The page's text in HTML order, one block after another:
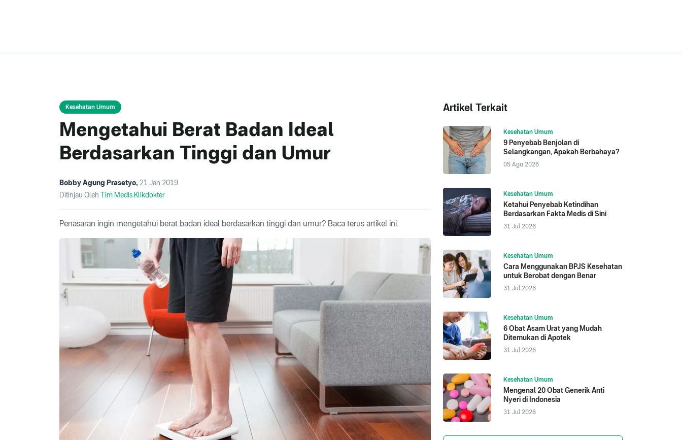
Kesehatan Umum
Mengetahui Berat Badan Ideal
Berdasarkan Tinggi dan Umur
Bobby Agung Prasetyo, 21 Jan 2019
Ditinjau Oleh Tim Medis Klikdokter
Penasaran ingin mengetahui berat badan ideal berdasarkan tinggi dan umur? Baca terus artikel ini.
Artikel Terkait
Kesehatan Umum
9 Penyebab Benjolan di
Selangkangan, Apakah Berbahaya?
05 Agu 2026
Kesehatan Umum
Ketahui Penyebab Ketindihan
Berdasarkan Fakta Medis di Sini
31 Jul 2026
Kesehatan Umum
Cara Menggunakan BPJS Kesehatan
untuk Berobat dengan Benar
31 Jul 2026
Kesehatan Umum
6 Obat Asam Urat yang Mudah
Ditemukan di Apotek
31 Jul 2026
Kesehatan Umum
Mengenal 20 Obat Generik Anti
Nyeri di Indonesia
31 Jul 2026